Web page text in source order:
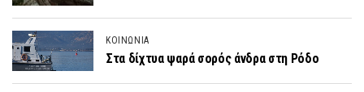
ΚΟΙΝΩΝΙΑ
Στα δίχτυα ψαρά σορός άνδρα στη Ρόδο